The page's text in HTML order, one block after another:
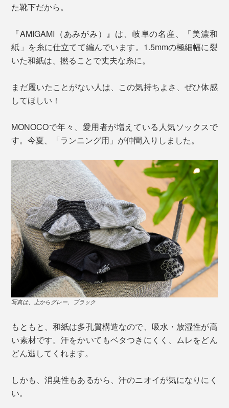
た靴下だから。
『AMIGAMI（あみがみ）』は、岐阜の名産、「美濃和
紙」を糸に仕立てて編んでいます。1.5mmの極細幅に裂
いた和紙は、撚ることで丈夫な糸に。
まだ履いたことがない人は、この気持ちよさ、ぜひ体感
してほしい！
MONOCOで年々、愛用者が増えている人気ソックスで
す。今夏、「ランニング用」が仲間入りしました。
写真は、上からグレー、ブラック
もともと、和紙は多孔質構造なので、吸水・放湿性が高
い素材です。汗をかいてもベタつきにくく、ムレをどん
どん逃してくれます。
しかも、消臭性もあるから、汗のニオイが気になりにく
い。